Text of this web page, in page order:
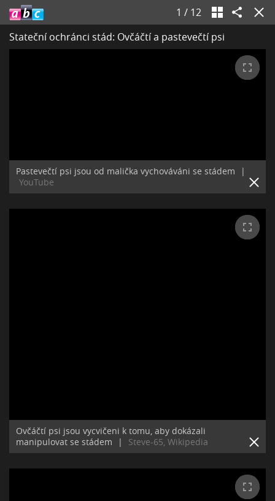
1 / 12
Stateční ochránci stád: Ovčáčtí a pastevečtí psi
Pastevečtí psi jsou od malička vychováváni se stádem
|
YouTube
Ovčáčtí psi jsou vycvičeni k tomu, aby dokázali
manipulovat se stádem
| Steve-65, Wikipedia